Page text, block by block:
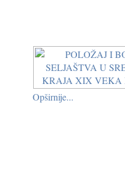
Opširnije...